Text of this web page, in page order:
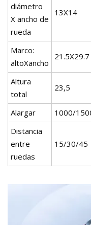
diámetro
X ancho de
rueda
13X14
Marco:
altoXancho
21.5X29.7
Altura
total
23,5
Alargar 1000/
Distancia
entre
ruedas
15/30/45